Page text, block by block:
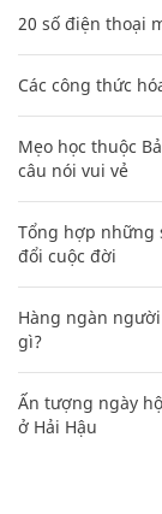
20 số điện thoại
Các công thức
Mẹo học thuộc
câu nói vui vẻ
Tổng hợp những
đổi cuộc đời
Hàng ngàn
gì?
Ấn tượng ngày
ở Hải Hậu